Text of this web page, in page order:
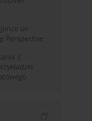
on
Perspective
z